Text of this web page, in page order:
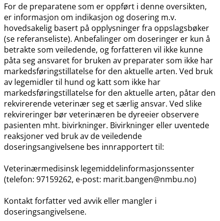
For de preparatene som er oppført i denne oversikten,
er informasjon om indikasjon og dosering m.v.
hovedsakelig basert på opplysninger fra oppslagsbøker
(se referanseliste). Anbefalinger om doseringer er kun å
betrakte som veiledende, og forfatteren vil ikke kunne
påta seg ansvaret for bruken av preparater som ikke har
markedsføringstillatelse for den aktuelle arten. Ved bruk
av legemidler til hund og katt som ikke har
markedsføringstillatelse for den aktuelle arten, påtar den
rekvirerende veterinær seg et særlig ansvar. Ved slike
rekvireringer bør veterinæren be dyreeier observere
pasienten mht. bivirkninger. Bivirkninger eller uventede
reaksjoner ved bruk av de veiledende
doseringsangivelsene bes innrapportert til:
Veterinærmedisinsk legemiddelinformasjonssenter
(telefon: 97159262, e-post: marit.bangen@nmbu.no)
Kontakt forfatter ved avvik eller mangler i
doseringsangivelsene.